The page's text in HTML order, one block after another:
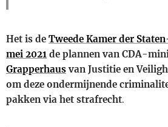
Het is de Tweede Kamer der
mei 2021 de plannen van CDA-
Grapperhaus van Justitie en
om deze ondermijnende
pakken via het strafrecht.